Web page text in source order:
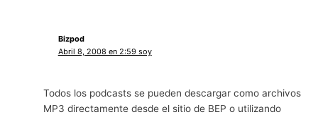
Bizpod
Abril 8, 2008 en 2:59 soy
Todos los podcasts se pueden descargar como archivos
MP3 directamente desde el sitio de BEP o utilizando